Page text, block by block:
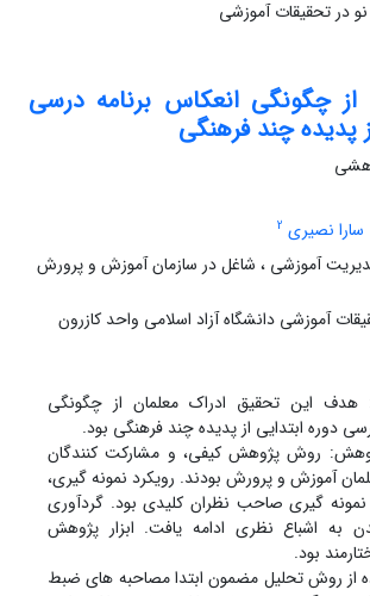
از چگونگی انعکاس برنامه درسی
پدیده چند فرهنگی
سارا نصیری 2
آموزشی ، شاغل در سازمان آموزش و پرورش
آموزشی دانشگاه آزاد اسلامی واحد کازرون
این تحقیق ادراک معلمان از چگونگی
دوره ابتدایی از پدیده چند فرهنگی بود.
روش پژوهش کیفی، و مشارکت کنندگان
از معلمان آموزش و پرورش بودند. رویکرد نمونه گیری،
گیری صاحب نظران کلیدی بود. گردآوری
به اشباع نظری ادامه یافت. ابزار پژوهش
بود.
از روش تحلیل مضمون ابتدا مصاحبه های ضبط